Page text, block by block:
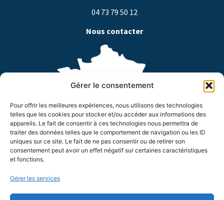
Gérer le consentement
Pour offrir les meilleures expériences, nous utilisons des technologies
telles que les cookies pour stocker et/ou accéder aux informations des
appareils. Le fait de consentir à ces technologies nous permettra de
traiter des données telles que le comportement de navigation ou les ID
uniques sur ce site. Le fait de ne pas consentir ou de retirer son
consentement peut avoir un effet négatif sur certaines caractéristiques
et fonctions.
Gérer les services
04 73 79 50 12
Nous contacter
Horaires d’ouverture
Du lundi au jeudi de 8h à 18h